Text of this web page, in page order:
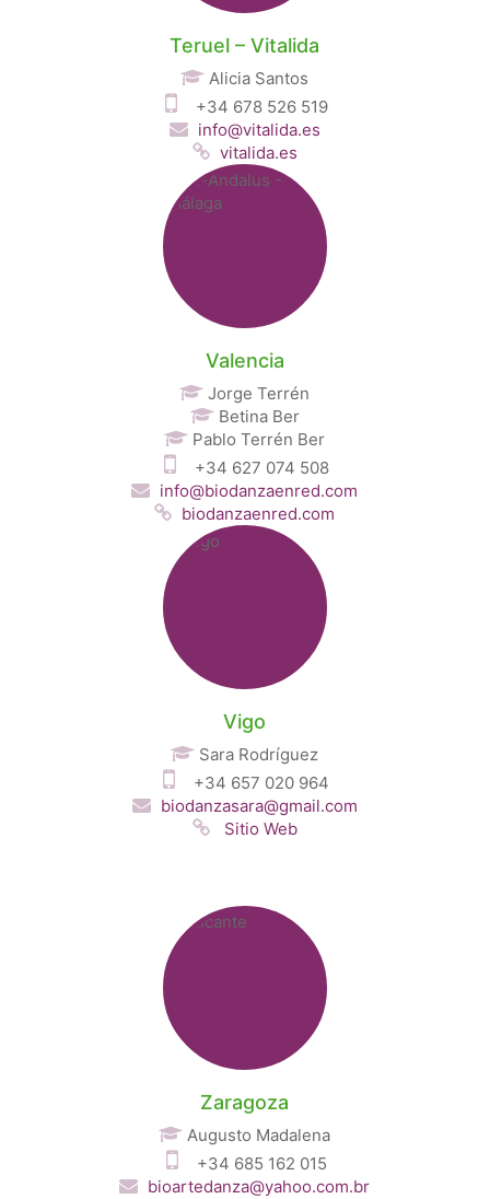
Teruel – Vitalida
Alicia Santos
+34 678 526 519
info@vitalida.es
vitalida.es
Valencia
Jorge Terrén
Betina Ber
Pablo Terrén Ber
+34 627 074 508
info@biodanzaenred.com
biodanzaenred.com
Vigo
Sara Rodríguez
+34 657 020 964
biodanzasara@gmail.com
Sitio Web
Zaragoza
Augusto Madalena
+34 685 162 015
bioartedanza@yahoo.com.br